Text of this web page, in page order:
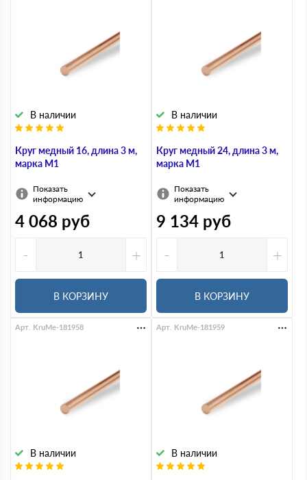
Круг медный 16, длина 3 м,
марка М1
В наличии
Показать
информацию
4 068 руб
-
+
В КОРЗИНУ
Круг медный 24, длина 3 м,
марка М1
В наличии
Показать
информацию
9 134 руб
-
+
В КОРЗИНУ
В наличии
Арт. KruMe-181958
В наличии
Арт. KruMe-181959